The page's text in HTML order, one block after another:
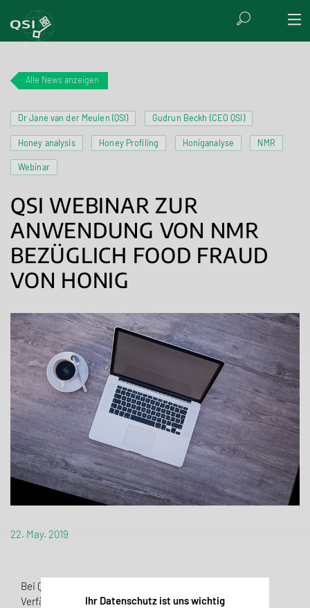
Alle News anzeigen
Dr Jane van der Meulen (QSI) Gudrun Beckh (CEO QSI)
Honey analysis Honey Profiling Honiganalyse NMR
Webinar
QSI WEBINAR ZUR
ANWENDUNG VON NMR
BEZÜGLICH FOOD FRAUD
VON HONIG
22. May. 2019
Bei QSI wird das Honey Profiling zur Aufdeckung von
Verfälschungen eingesetzt. Die Zumischung von
Ihr Datenschutz ist uns wichtig